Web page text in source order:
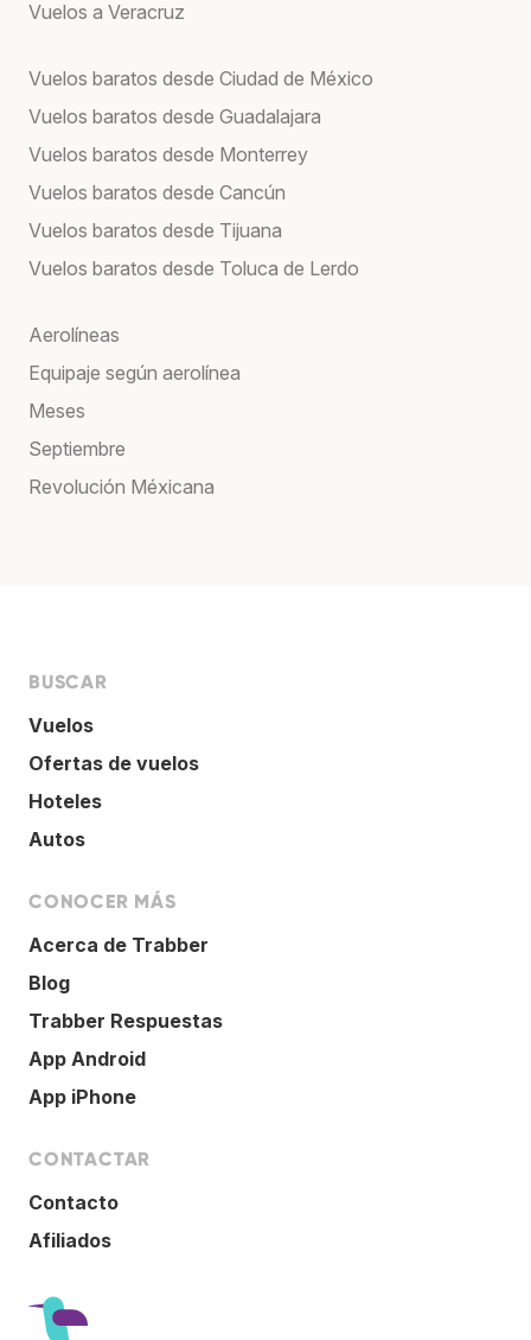
Vuelos a Veracruz
Vuelos baratos desde Ciudad de México
Vuelos baratos desde Guadalajara
Vuelos baratos desde Monterrey
Vuelos baratos desde Cancún
Vuelos baratos desde Tijuana
Vuelos baratos desde Toluca de Lerdo
Aerolíneas
Equipaje según aerolínea
Meses
Septiembre
Revolución Méxicana
BUSCAR
Vuelos
Ofertas de vuelos
Hoteles
Autos
CONOCER MÁS
Acerca de Trabber
Blog
Trabber Respuestas
App Android
App iPhone
CONTACTAR
Contacto
Afiliados